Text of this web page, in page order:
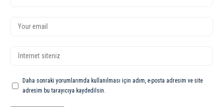
Daha sonraki yorumlarımda kullanılması için adım, e-posta adresim ve site
adresim bu tarayıcıya kaydedilsin.